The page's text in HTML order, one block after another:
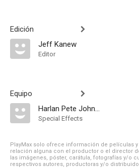
Edición
Jeff Kanew
Editor
Equipo
Harlan Pete Johnson
Special Effects
PlayMax solo ofrece información de películas y
relación alguna con el productor o el director
las imágenes, póster, carátula, fotografías y/o
respectivos autores, productoras y/o